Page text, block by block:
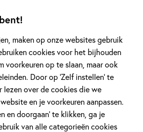
maken op onze websites gebruik
cookies voor het bijhouden
voorkeuren op te slaan, maar ook
Door op ‘Zelf instellen’ te
lezen over de cookies die we
en je voorkeuren aanpassen.
en doorgaan’ te klikken, ga je
van alle categorieën cookies
vertaald. Er zijn films over Pippi,
toneelstukken over Pippi. Als je het
van haar vader in het (bijna) echt
Astrid Lindgrens Varld (dat betekent
in Zweden. Daar zie je Pippi
allerlei figuren uit de andere boeken
Lees verder